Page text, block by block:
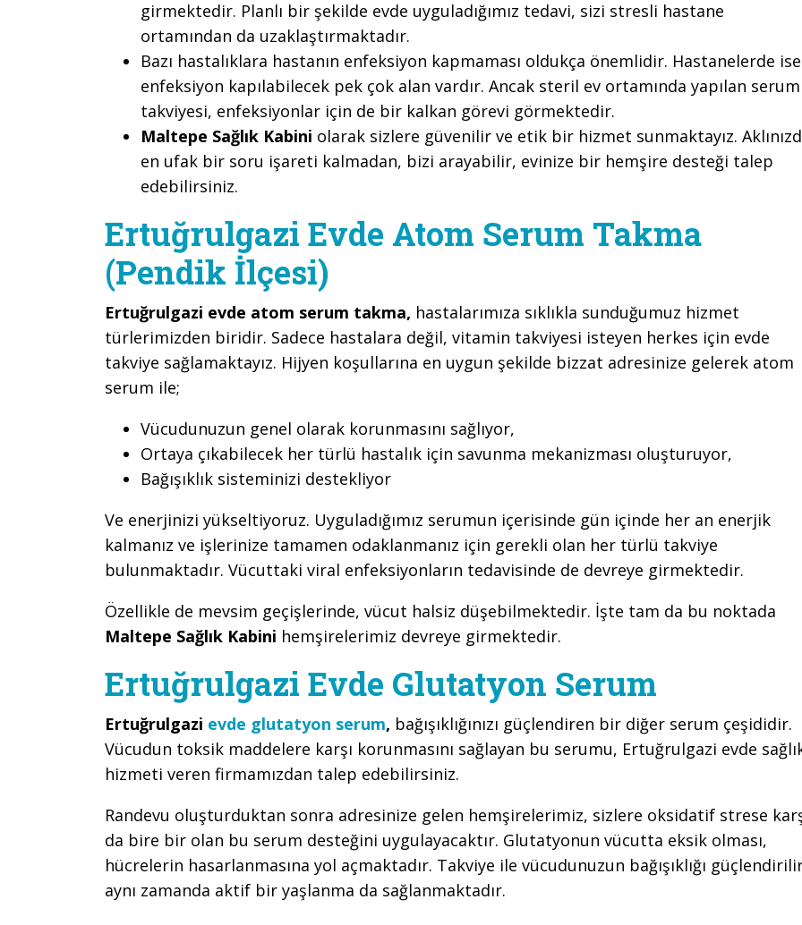
girmektedir. Planlı bir şekilde evde uyguladığımız tedavi, sizi stresli hastane
ortamından da uzaklaştırmaktadır.
Bazı hastalıklara hastanın enfeksiyon kapmaması oldukça önemlidir. Hastanelerde ise
enfeksiyon kapılabilecek pek çok alan vardır. Ancak steril ev ortamında yapılan serum
takviyesi, enfeksiyonlar için de bir kalkan görevi görmektedir.
Maltepe Sağlık Kabini olarak sizlere güvenilir ve etik bir hizmet sunmaktayız.
en ufak bir soru işareti kalmadan, bizi arayabilir, evinize bir hemşire desteği talep
edebilirsiniz.
Ertuğrulgazi Evde Atom Serum Takma
(Pendik İlçesi)
Ertuğrulgazi evde atom serum takma, hastalarımıza sıklıkla sunduğumuz hizmet
türlerimizden biridir. Sadece hastalara değil, vitamin takviyesi isteyen herkes için evde
takviye sağlamaktayız. Hijyen koşullarına en uygun şekilde bizzat adresinize gelerek atom
serum ile;
Vücudunuzun genel olarak korunmasını sağlıyor,
Ortaya çıkabilecek her türlü hastalık için savunma mekanizması oluşturuyor,
Bağışıklık sisteminizi destekliyor
Ve enerjinizi yükseltiyoruz. Uyguladığımız serumun içerisinde gün içinde her an enerjik
kalmanız ve işlerinize tamamen odaklanmanız için gerekli olan her türlü takviye
bulunmaktadır. Vücuttaki viral enfeksiyonların tedavisinde de devreye girmektedir.
Özellikle de mevsim geçişlerinde, vücut halsiz düşebilmektedir. İşte tam da bu noktada
Maltepe Sağlık Kabini hemşirelerimiz devreye girmektedir.
Ertuğrulgazi Evde Glutatyon Serum
Ertuğrulgazi evde glutatyon serum, bağışıklığınızı güçlendiren bir diğer serum çeşididir.
Vücudun toksik maddelere karşı korunmasını sağlayan bu serumu, Ertuğrulgazi evde
hizmeti veren firmamızdan talep edebilirsiniz.
Randevu oluşturduktan sonra adresinize gelen hemşirelerimiz, sizlere oksidatif strese
da bire bir olan bu serum desteğini uygulayacaktır. Glutatyonun vücutta eksik olması,
hücrelerin hasarlanmasına yol açmaktadır. Takviye ile vücudunuzun bağışıklığı
aynı zamanda aktif bir yaşlanma da sağlanmaktadır.